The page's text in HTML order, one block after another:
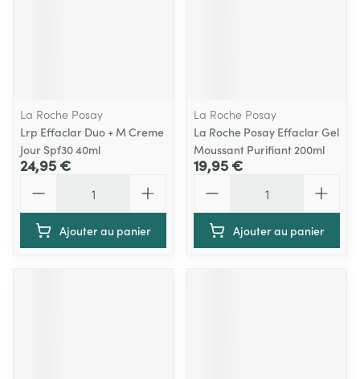
La Roche Posay
Lrp Effaclar Duo + M Creme
Jour Spf30 40ml
24,95 €
Ajouter au panier
La Roche Posay
La Roche Posay Effaclar Gel
Moussant Purifiant 200ml
19,95 €
Ajouter au panier